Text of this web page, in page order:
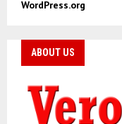
WordPress.org
ABOUT US